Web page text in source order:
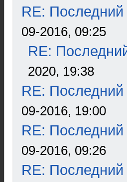
RE: Последний
09-2016, 09:25
RE:
2020, 19:38
RE: Последний
09-2016, 19:00
RE: Последний
09-2016, 09:26
RE: Последний